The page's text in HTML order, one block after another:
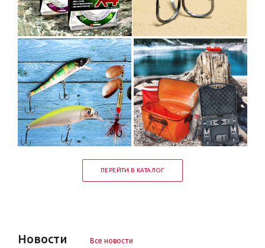
ПЕРЕЙТИ В КАТАЛОГ
Новости Все новости